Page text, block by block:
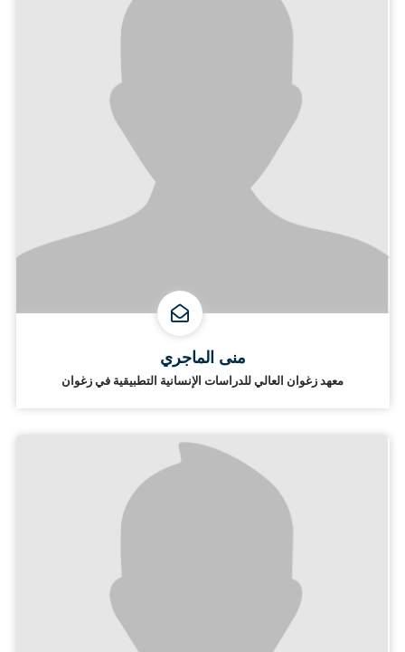
منى الماجري
معهد زغوان العالي للدراسات الإنسانية التطبيقية في زغوان